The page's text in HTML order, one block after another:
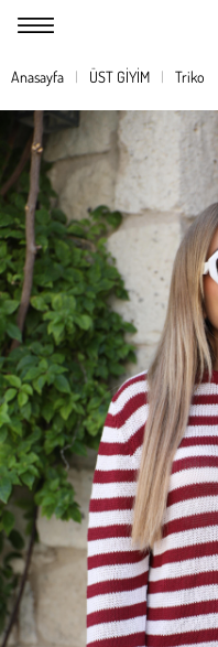
Anasayfa ÜST GİYİM Triko